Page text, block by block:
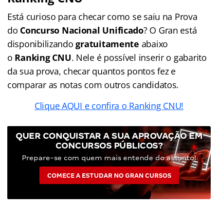
Está curioso para checar como se saiu na Prova
do Concurso Nacional Unificado? O Gran está
disponibilizandogratuitamente abaixo
o Ranking CNU. Nele é possível inserir o gabarito
da sua prova, checar quantos pontos fez e
comparar as notas com outros candidatos.
Clique AQUI e confira o Ranking CNU!
QUER CONQUISTAR A SUA APROVAÇÃO EM
CONCURSOS PÚBLICOS?
Prepare-se com quem mais entende do assunto!
COMECE A ESTUDAR NO GRAN CURSOS